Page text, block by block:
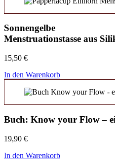
Sonnengelbe
Menstruationstasse aus
15,50 €
In den Warenkorb
Buch: Know your Flow –
19,90 €
In den Warenkorb